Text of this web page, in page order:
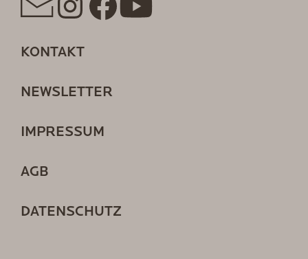
KONTAKT
NEWSLETTER
IMPRESSUM
AGB
DATENSCHUTZ